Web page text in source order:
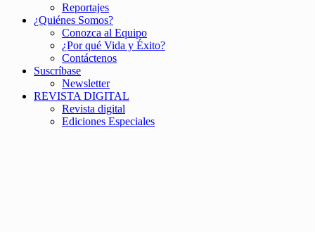
Reportajes
¿Quiénes Somos?
Conozca al Equipo
¿Por qué Vida y Éxito?
Contáctenos
Suscríbase
Newsletter
REVISTA DIGITAL
Revista digital
Ediciones Especiales